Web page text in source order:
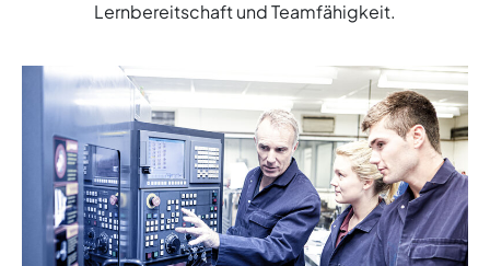
Lernbereitschaft und Teamfähigkeit.